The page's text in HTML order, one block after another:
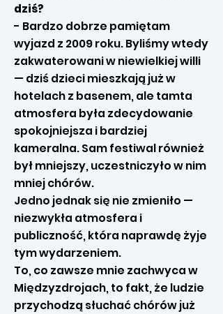
dziś?
- Bardzo dobrze pamiętam
wyjazd z 2009 roku. Byliśmy wtedy
zakwaterowani w niewielkiej willi
— dziś dzieci mieszkają już w
hotelach z basenem, ale tamta
atmosfera była zdecydowanie
spokojniejsza i bardziej
kameralna. Sam festiwal również
był mniejszy, uczestniczyło w nim
mniej chórów.
Jedno jednak się nie zmieniło —
niezwykła atmosfera i
publiczność, która naprawdę żyje
tym wydarzeniem.
To, co zawsze mnie zachwyca w
Międzyzdrojach, to fakt, że ludzie
przychodzą słuchać chórów już